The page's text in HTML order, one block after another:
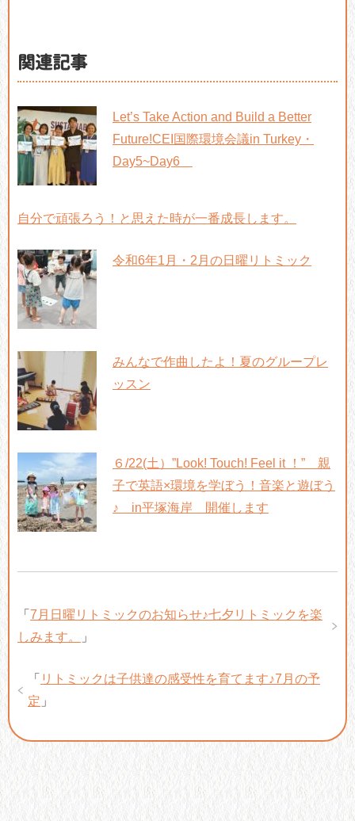
関連記事
Let’s Take Action and Build a Better
Future!CEI国際環境会議in Turkey・
Day5~Day6
自分で頑張ろう！と思えた時が一番成長します。
令和6年1月・2月の日曜リトミック
みんなで作曲したよ！夏のグループレ
ッスン
６/22(土）”Look! Touch! Feel it ！” 親
子で英語×環境を学ぼう！音楽と遊ぼう
♪ in平塚海岸 開催します
「 7月日曜リトミックのお知らせ♪七夕リトミックを楽
しみます。
」
「 リトミックは子供達の感受性を育てます♪7月の予
定 」